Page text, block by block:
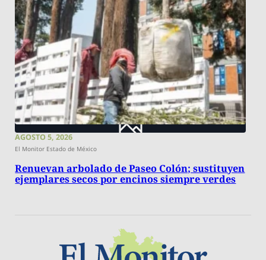
AGOSTO 5, 2026
El Monitor Estado de México
Renuevan arbolado de Paseo Colón; sustituyen
ejemplares secos por encinos siempre verdes